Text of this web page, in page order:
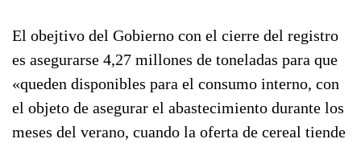
El obejtivo del Gobierno con el cierre del registro
es asegurarse 4,27 millones de toneladas para que
«queden disponibles para el consumo interno, con
el objeto de asegurar el abastecimiento durante los
meses del verano, cuando la oferta de cereal tiende